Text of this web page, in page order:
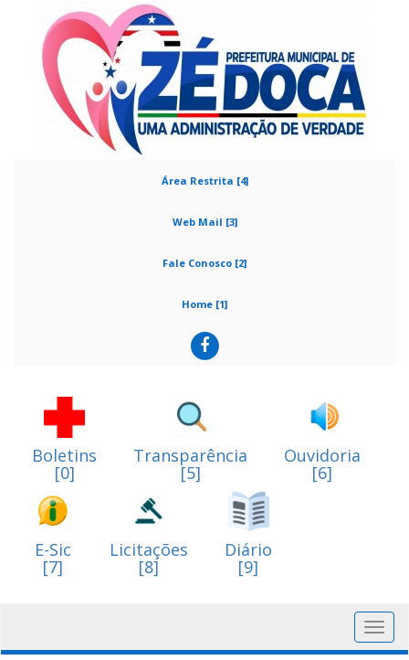
Área Restrita [4]
Web Mail [3]
Fale Conosco [2]
Home [1]
Boletins
[0]
Transparência
[5]
Ouvidoria
[6]
E-Sic
[7]
Licitações
[8]
Diário
[9]